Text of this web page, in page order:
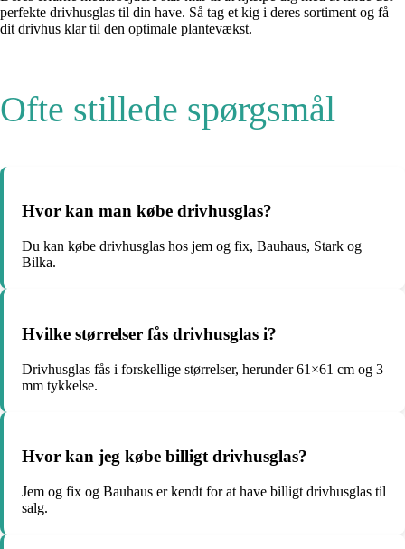
perfekte drivhusglas til din have. Så tag et kig i deres sortiment og få
dit drivhus klar til den optimale plantevækst.
Ofte stillede spørgsmål
Hvor kan man købe drivhusglas?
Du kan købe drivhusglas hos jem og fix, Bauhaus, Stark og
Bilka.
Hvilke størrelser fås drivhusglas i?
Drivhusglas fås i forskellige størrelser, herunder 61×61 cm og 3
mm tykkelse.
Hvor kan jeg købe billigt drivhusglas?
Jem og fix og Bauhaus er kendt for at have billigt drivhusglas til
salg.